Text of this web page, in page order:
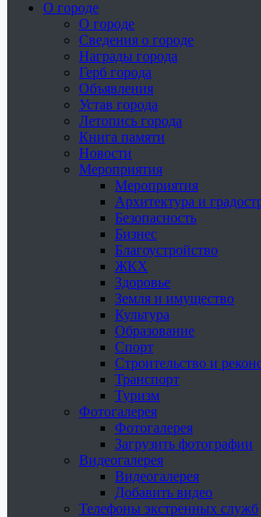
О городе
О городе
Сведения о городе
Награды города
Герб города
Объявления
Устав города
Летопись города
Книга памяти
Новости
Мероприятия
Мероприятия
Архитектура и
Безопасность
Бизнес
Благоустройство
ЖКХ
Здоровье
Земля и имущество
Культура
Образование
Спорт
Строительство и
Транспорт
Туризм
Фотогалерея
Фотогалерея
Загрузить фотографии
Видеогалерея
Видеогалерея
Добавить видео
Телефоны экстренных служб